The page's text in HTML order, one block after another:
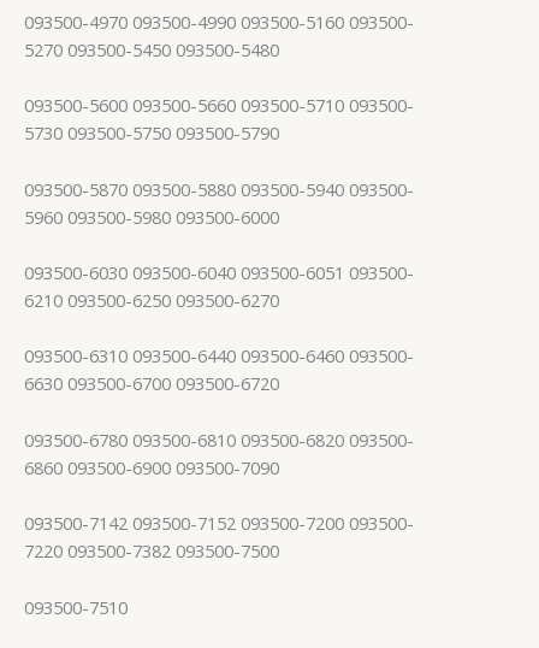
093500-4970 093500-4990 093500-5160 093500-
5270 093500-5450 093500-5480
093500-5600 093500-5660 093500-5710 093500-
5730 093500-5750 093500-5790
093500-5870 093500-5880 093500-5940 093500-
5960 093500-5980 093500-6000
093500-6030 093500-6040 093500-6051 093500-
6210 093500-6250 093500-6270
093500-6310 093500-6440 093500-6460 093500-
6630 093500-6700 093500-6720
093500-6780 093500-6810 093500-6820 093500-
6860 093500-6900 093500-7090
093500-7142 093500-7152 093500-7200 093500-
7220 093500-7382 093500-7500
093500-7510